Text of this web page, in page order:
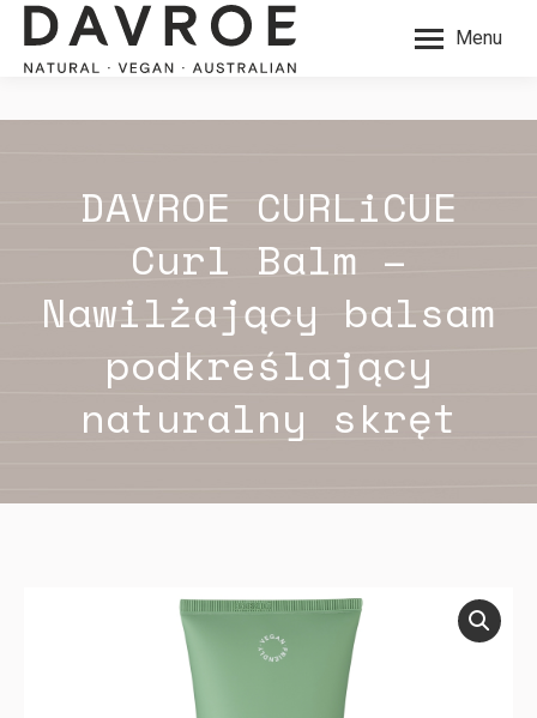
Menu
DAVROE CURLiCUE
Curl Balm –
Nawilżający balsam
podkreślający
naturalny skręt